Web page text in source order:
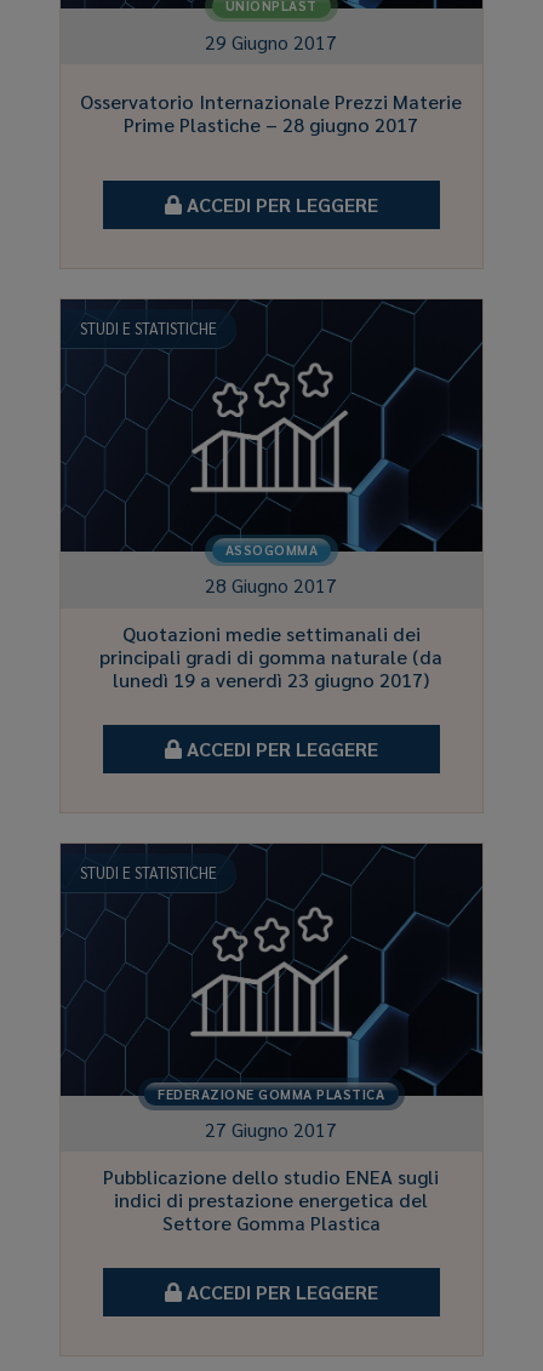
UNIONPLAST
29 Giugno 2017
Osservatorio Internazionale Prezzi Materie
Prime Plastiche – 28 giugno 2017
ACCEDI PER LEGGERE
STUDI E STATISTICHE
ASSOGOMMA
28 Giugno 2017
Quotazioni medie settimanali dei
principali gradi di gomma naturale (da
lunedì 19 a venerdì 23 giugno 2017)
ACCEDI PER LEGGERE
STUDI E STATISTICHE
FEDERAZIONE GOMMA PLASTICA
27 Giugno 2017
Pubblicazione dello studio ENEA sugli
indici di prestazione energetica del
Settore Gomma Plastica
ACCEDI PER LEGGERE